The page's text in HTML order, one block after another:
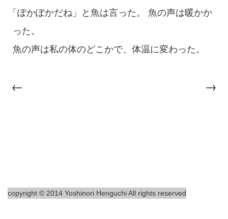
「 ぽかぽかだね」と魚は言った。 魚の声は暖かか
った。
魚の声は私の体のどこかで、体温に変わった。
← →
copyright © 2014 Yoshinori Henguchi All rights reserved